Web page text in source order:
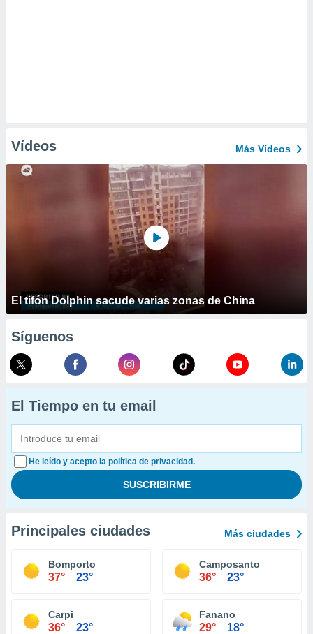
Vídeos Más Vídeos
El tifón Dolphin sacude varias zonas de China
Síguenos
El Tiempo en tu email
He leído y acepto la política de privacidad.
Principales ciudades Más ciudades
Bomporto
37° 23°
Camposanto
36° 23°
Carpi
36° 23°
Fanano
29° 18°